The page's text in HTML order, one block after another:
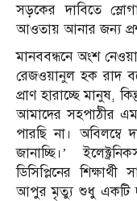
সড়কের দাবিতে
আওতায় আনার জন্য
মানববন্ধনে অংশ নেওয়া
রেজওয়ানুল হক রাদ
প্রাণ হারাচ্ছে মানুষ,
আমাদের সহপাঠীর
পারছি না। অবিলম্বে
জানাচ্ছি।’
ডিসিপ্লিনের
আপুর মৃত্যু শুধু একটি